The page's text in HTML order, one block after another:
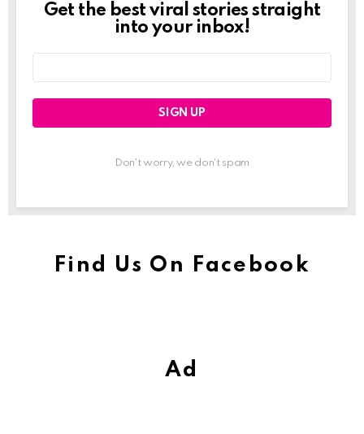
Newslett
Get the best viral stories straight
into your inbox!
Don't worry, we don't spam
Find Us On Facebook
Ad